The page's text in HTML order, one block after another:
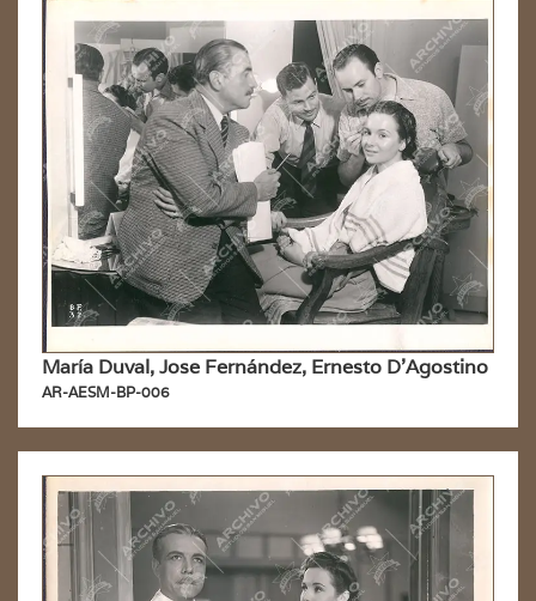
María Duval, Jose Fernández, Ernesto D'Agostino
AR-AESM-BP-006